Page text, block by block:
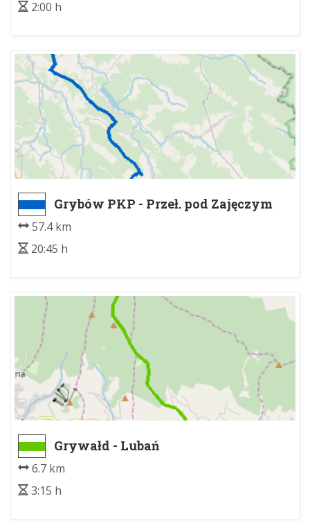
2:00 h
Grybów PKP - Przeł. pod Zajęczym
Wierchem
57.4 km
20:45 h
Grywałd - Lubań
6.7 km
3:15 h